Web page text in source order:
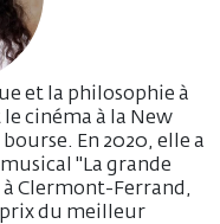
et la philosophie à
cinéma à la New
En 2020, elle a
"La grande
Clermont-Ferrand,
du meilleur